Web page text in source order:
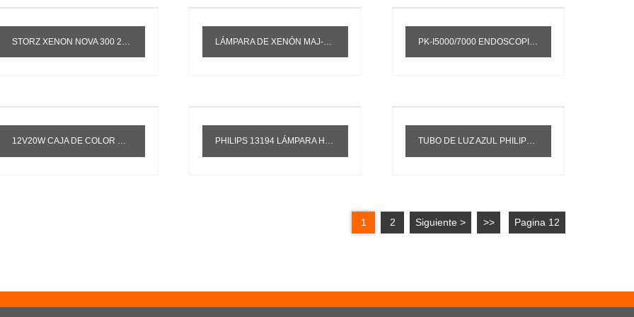
STORZ XENON NOVA 300 20134020 Y1100-611 FUENTE DE LUZ FRÍA HOST LÁMPARA DE XENÓN LÁMPARA DE XENÓN MAJ-1817 OLYMPUS CLV 190/290SL 300W LÁMPARA DE XENÓN DE LUZ FRÍA J2022 PK-I5000/7000 ENDOSCOPIO FUENTE DE LUZ FRÍA LÁMPARA DE XENÓN 300W BOMBILLA DE XENÓN Y1911
12V20W CAJA DE COLOR HITACHI EMPAQUETADO 7080/7180 BOMBILLA ANALIZADORA BIOQUÍMICA HITACHI P/N705-0840 PHILIPS 13194 LÁMPARA HALÓGENA COPA LÁMPARA HALÓGENA DE TUNGSTENO ESCÁNER COPA LÁMPARA 13.8V85W TUBO DE LUZ AZUL PHILIPS TL 20W/52 LÁMPARA DE ELIMINACIÓN DE ICTERICIA INFANTIL TUBO DE LÁMPARA DE INCUBADORA IGUAL QUE TL-D 20W52
1 2 Siguiente > >> Pagina 12